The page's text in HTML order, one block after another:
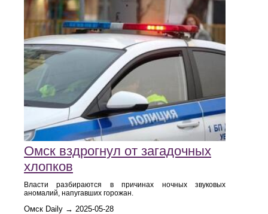
Омск вздрогнул от загадочных
хлопков
Власти разбираются в причинах ночных звуковых
аномалий, напугавших горожан.
Омск Daily → 2025-05-28